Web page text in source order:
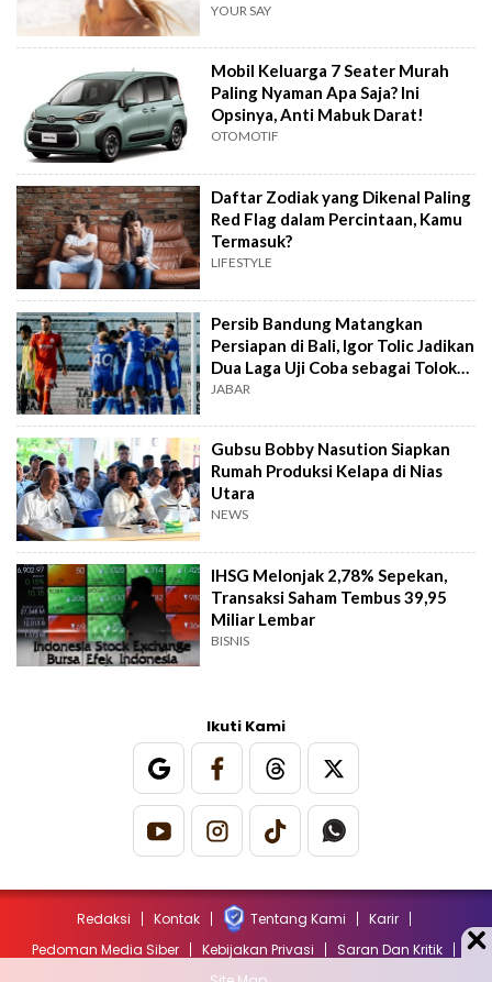
YOUR SAY
Mobil Keluarga 7 Seater Murah
Paling Nyaman Apa Saja? Ini
Opsinya, Anti Mabuk Darat!
OTOMOTIF
Daftar Zodiak yang Dikenal Paling
Red Flag dalam Percintaan, Kamu
Termasuk?
LIFESTYLE
Persib Bandung Matangkan
Persiapan di Bali, Igor Tolic Jadikan
Dua Laga Uji Coba sebagai Tolok
Ukur
JABAR
Gubsu Bobby Nasution Siapkan
Rumah Produksi Kelapa di Nias
Utara
NEWS
IHSG Melonjak 2,78% Sepekan,
Transaksi Saham Tembus 39,95
Miliar Lembar
BISNIS
Ikuti Kami
Redaksi Kontak Tentang Kami
Karir
Pedoman Media Siber
Kebijakan Privasi
Saran Dan Kritik